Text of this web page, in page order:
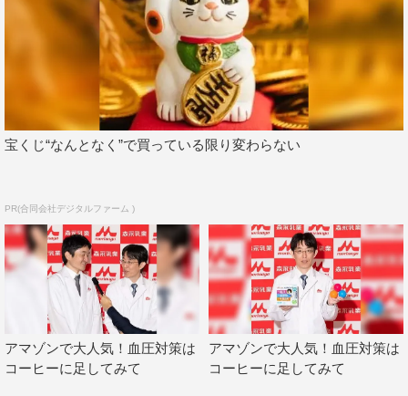
『想い出づくり。』
BS12 トゥエルビ
5月13日（月）スタート
毎週月曜 後7時～8時50分（2話連続放送）全14話
脚本：山田太一
出演：森昌子、古手川祐子、田中裕子、柴田恭兵、佐藤
慶、児玉清、谷口香、前田武彦、坂本スミ子、佐々木すみ
宝くじ“なんとなく”で買っている限り変わらない
PR(合同会社デジタルファーム )
アマゾンで大人気！血圧対策は
コーヒーに足してみて
アマゾンで大人気！血圧対策は
コーヒーに足してみて